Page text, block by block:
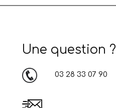
Une question ?
03 28 33 07 90